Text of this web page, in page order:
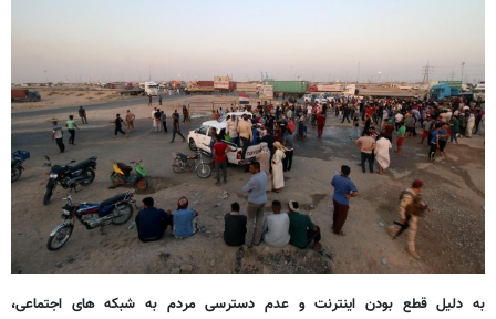
به دلیل قطع بودن اینترنت و‌ عدم دسترسی مردم به شبکه های اجتماعی،